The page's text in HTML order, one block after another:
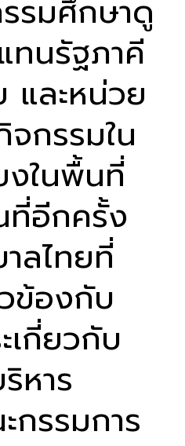
รมศึกษาดู
ทนรัฐภาคี
และหน่วย
จกรรมใน
งในพื้นที่
ที่อีกครั้ง
ลไทยที่
ข้องกับ
กี่ยวกับ
หาร
รรมการ